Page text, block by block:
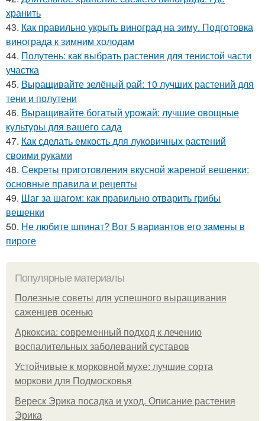
хранить
43. Как правильно укрыть виноград на зиму. Подготовка
винограда к зимним холодам
44. Полутень: как выбрать растения для тенистой части
участка
45. Выращивайте зелёный рай: 10 лучших растений для
тени и полутени
46. Выращивайте богатый урожай: лучшие овощные
культуры для вашего сада
47. Как сделать емкость для луковичных растений
своими руками
48. Секреты приготовления вкусной жареной вешенки:
основные правила и рецепты
49. Шаг за шагом: как правильно отварить грибы
вешенки
50. Не любите шпинат? Вот 5 вариантов его замены в
пироге
Популярные материалы
Полезные советы для успешного выращивания
саженцев осенью
Аркоксиа: современный подход к лечению
воспалительных заболеваний суставов
Устойчивые к морковной мухе: лучшие сорта
моркови для Подмосковья
Вереск Эрика посадка и уход. Описание растения
Эрика